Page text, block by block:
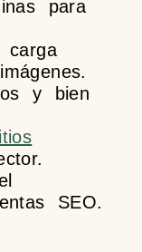
para
y bien
SEO.